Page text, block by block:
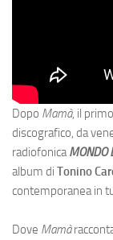
Dopo Mamà, il
discografico, da
radiofonicaMONDO
album di Tonino
contemporanea in
Dove Mamà